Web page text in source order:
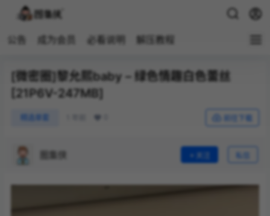
成为会员 必看说明 解压教程
[微密圈]黎允熙baby – 绿色情趣白色蕾丝
[21P6V-247MB]
图集侠